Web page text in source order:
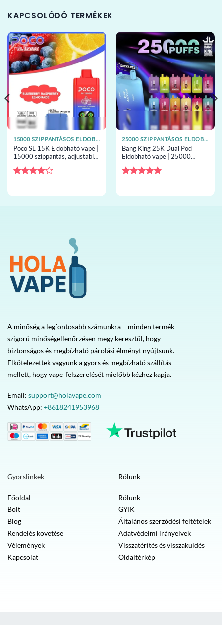
KAPCSOLÓDÓ TERMÉKEK
15000 SZIPPANTÁSOS ELDOBHATÓ VAPE-EK
Poco SL 15K Eldobható vape |
15000 szippantás, adjustable
nagykereskedelem
25000 SZIPPANTÁSOS ELDOBHATÓ VAPE-EK
Bang King 25K Dual Pod
Eldobható vape | 25000
tekercs, eldobható vape
A minőség a legfontosabb számunkra – minden termék
szigorú minőségellenőrzésen megy keresztül, hogy
biztonságos és megbízható párolási élményt nyújtsunk.
Elkötelezettek vagyunk a gyors és megbízható szállítás
mellett, hogy vape-felszerelését mielőbb kézhez kapja.
Email: support@holavape.com
WhatsApp: +8618241953968
Gyorslinkek
Főoldal
Bolt
Blog
Rendelés követése
Vélemények
Kapcsolat
Rólunk
Rólunk
GYIK
Általános szerződési feltételek
Adatvédelmi irányelvek
Visszatérítés és visszaküldés
Oldaltérkép